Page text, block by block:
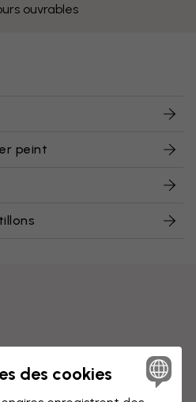
ouvrables
peint
des cookies